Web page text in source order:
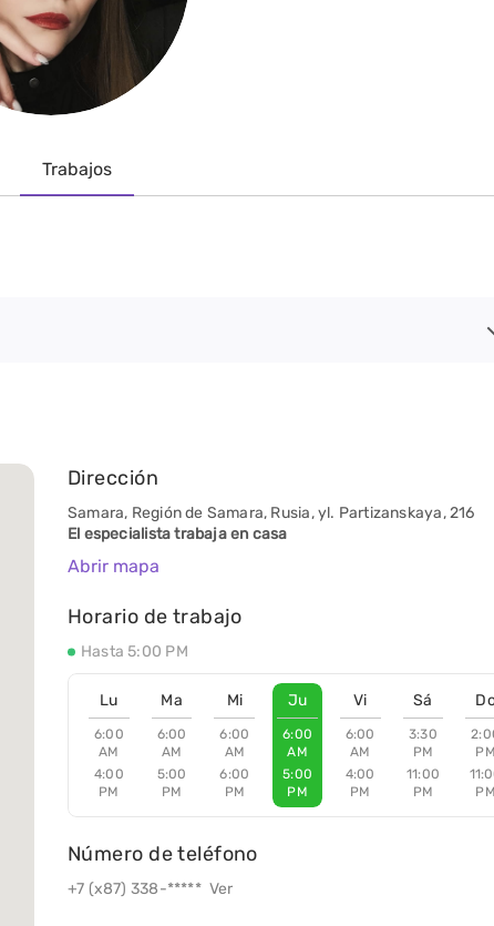
Trabajos
Dirección
Samara, Región de Samara, Rusia, yl. Partizanskaya, 216
El especialista trabaja en casa
Abrir mapa
Horario de trabajo
Hasta 5:00 PM
Lu
6:00
AM
4:00
PM
Ma
6:00
AM
5:00
PM
Mi
6:00
AM
6:00
PM
Ju
6:00
AM
5:00
PM
Vi
6:00
AM
4:00
PM
Sá
3:30
PM
11:00
PM
PM
PM
Número de teléfono
+7 (х87) 338-***** Ver